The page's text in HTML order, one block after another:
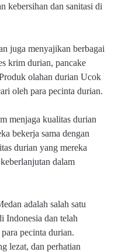
kebersihan dan sanitasi di
juga menyajikan berbagai
krim durian, pancake
olahan durian Ucok
oleh para pecinta durian.
menjaga kualitas durian
bekerja sama dengan
durian yang mereka
dalam
adalah salah satu
Indonesia dan telah
pecinta durian.
lezat, dan perhatian